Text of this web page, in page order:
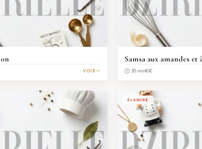
VOIR
Samsa aux amandes et
35 min€€
ÉLABORÉ